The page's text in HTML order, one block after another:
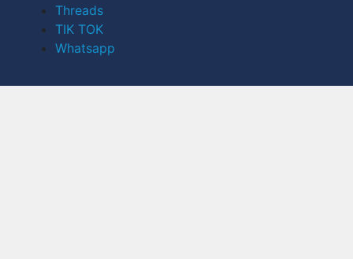
Threads
TIK TOK
Whatsapp